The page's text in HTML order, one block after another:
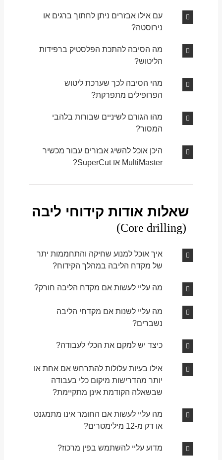
עם אילו אבזרים ניתן לחתוך ברגים או
נירוסטה?
מה הסיבה להתכת הפלסטיק ברפידות
הליטוש?
מהי הסיבה לכך שערכת ליטוש
הפרופילים מתפרקת?
מהו הגורם לשיניים שבורות בלהבי
המסור?
היכן אוכל להשיג אבזרים עבור מכשיר
MultiMaster או SuperCut?
שאלות אודות קידוחי ליבה
(Core drilling)
איך אוכל למנוע שחיקה והתחממות יתר
של מקדח הליבה במהלך הקידוח?
מה עליי לעשות אם מקדח הליבה חורק?
מה עליי לשנות אם מקדחי הליבה
נשברים?
כיצד יש למקם את הכלי לעבודה?
אילו בעיות עלולות להתרחש אם אחת או
יותר מהדרישות מיקום כלי בעבודה
שבשאלה הקודמת אינן מתקיימת?
מה עליי לעשות אם החומר אינו מתמגנט
או דק מ-12 מילימטרים?
מדוע עליי להשתמש בפין מרכוז?